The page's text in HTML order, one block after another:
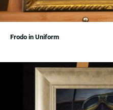
Frodo in Uniform